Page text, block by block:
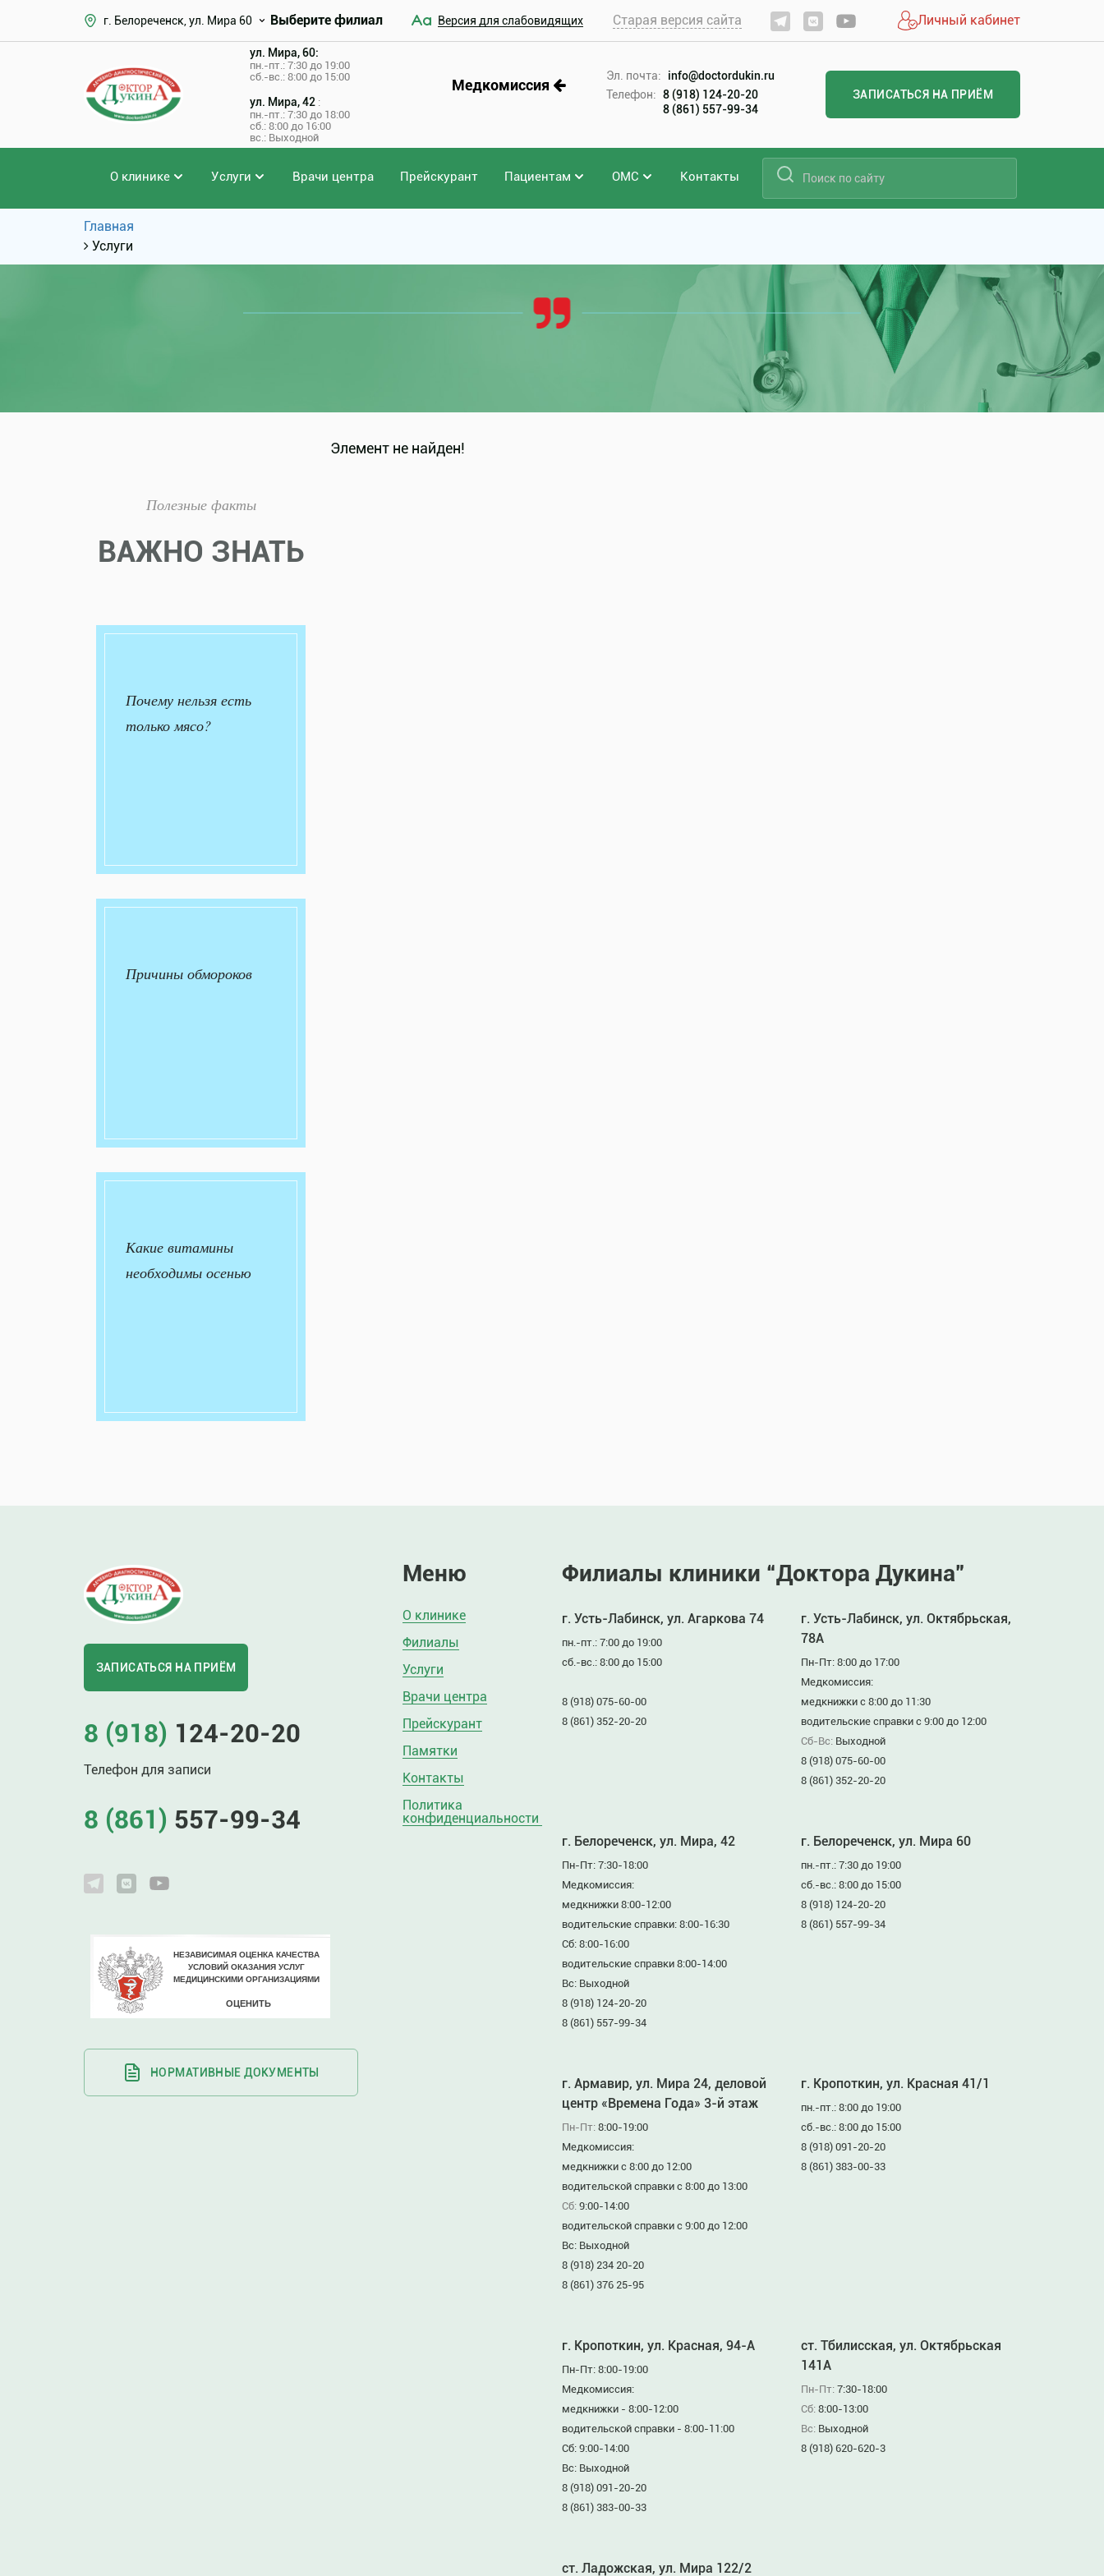
г. Белореченск, ул. Мира 60 Выберите филиал Версия для слабовидящих Старая версия сайта Личный кабинет
ул. Мира, 60:
пн.-пт.: 7:30 до 19:00
сб.-вс.: 8:00 до 15:00
ул. Мира, 42 :
пн.-пт.: 7:30 до 18:00
сб.: 8:00 до 16:00
вс.: Выходной
Медкомиссия
Эл. почта:
info@doctordukin.ru
Телефон: 8 (918) 124-20-20
8 (861) 557-99-34
ЗАПИСАТЬСЯ НА ПРИЁМ
О клинике Услуги Врачи центра Прейскурант Пациентам ОМС Контакты
Главная
Услуги
Элемент не найден!
Полезные факты
ВАЖНО ЗНАТЬ
Почему нельзя есть
только мясо?
Причины обмороков
Какие витамины
необходимы осенью
ЗАПИСАТЬСЯ НА ПРИЁМ
8 (918) 124-20-20
Телефон для записи
8 (861) 557-99-34
НОРМАТИВНЫЕ ДОКУМЕНТЫ
Меню
О клинике
Филиалы
Услуги
Врачи центра
Прейскурант
Памятки
Контакты
Политика
конфиденциальности
Филиалы клиники “Доктора Дукина”
г. Усть-Лабинск, ул. Агаркова 74
пн.-пт.: 7:00 до 19:00
сб.-вс.: 8:00 до 15:00
8 (918) 075-60-00
8 (861) 352-20-20
г. Усть-Лабинск, ул. Октябрьская,
78А
Пн-Пт: 8:00 до 17:00
Медкомиссия:
медкнижки с 8:00 до 11:30
водительские справки с 9:00 до 12:00
Сб-Вс: Выходной
8 (918) 075-60-00
8 (861) 352-20-20
г. Белореченск, ул. Мира, 42
Пн-Пт: 7:30-18:00
Медкомиссия:
медкнижки 8:00-12:00
водительские справки: 8:00-16:30
Сб: 8:00-16:00
водительские справки 8:00-14:00
Вс: Выходной
8 (918) 124-20-20
8 (861) 557-99-34
г. Белореченск, ул. Мира 60
пн.-пт.: 7:30 до 19:00
сб.-вс.: 8:00 до 15:00
8 (918) 124-20-20
8 (861) 557-99-34
г. Армавир, ул. Мира 24, деловой
центр «Времена Года» 3-й этаж
Пн-Пт: 8:00-19:00
Медкомиссия:
медкнижки с 8:00 до 12:00
водительской справки с 8:00 до 13:00
Сб: 9:00-14:00
водительской справки с 9:00 до 12:00
Вс: Выходной
8 (918) 234 20-20
8 (861) 376 25-95
г. Кропоткин, ул. Красная 41/1
пн.-пт.: 8:00 до 19:00
сб.-вс.: 8:00 до 15:00
8 (918) 091-20-20
8 (861) 383-00-33
г. Кропоткин, ул. Красная, 94-А
Пн-Пт: 8:00-19:00
Медкомиссия:
медкнижки - 8:00-12:00
водительской справки - 8:00-11:00
Сб: 9:00-14:00
Вс: Выходной
8 (918) 091-20-20
8 (861) 383-00-33
ст. Тбилисская, ул. Октябрьская
141А
Пн-Пт: 7:30-18:00
Сб: 8:00-13:00
Вс: Выходной
8 (918) 620-620-3
ст. Ладожская, ул. Мира 122/2